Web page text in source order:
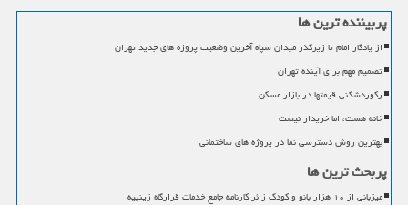
پربیننده ترین ها
از یادگار امام تا زیرگذر میدان سپاه آخرین وضعیت پروژه های جدید تهران
تصمیم مهم برای آینده تهران
رکوردشکنی قیمتها در بازار مسکن
خانه هست، اما خریدار نیست
بهترین روش دسترسی نما در پروژه های ساختمانی
پربحث ترین ها
میزبانی از ۱۰ هزار بانو و کودک زائر کارنامه جامع خدمات قرارگاه زینبیه